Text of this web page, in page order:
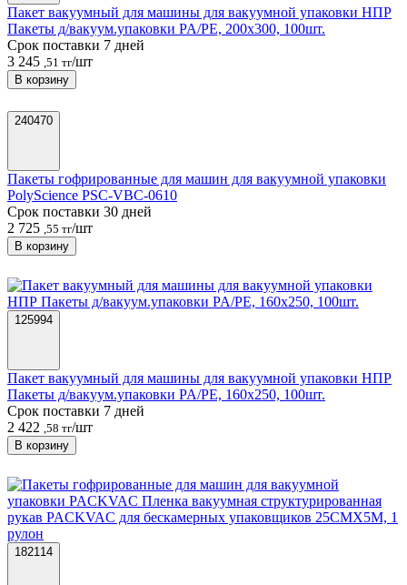
Пакет вакуумный для машины для вакуумной упаковки НПР
Пакеты д/вакуум.упаковки PA/PE, 200х300, 100шт.
Срок поставки 7 дней
3 245 ,51 тг/шт
В корзину
240470
Пакеты гофрированные для машин для вакуумной упаковки
PolyScience PSC-VBC-0610
Срок поставки 30 дней
2 725 ,55 тг/шт
В корзину
125994
Пакет вакуумный для машины для вакуумной упаковки НПР
Пакеты д/вакуум.упаковки PA/PE, 160х250, 100шт.
Срок поставки 7 дней
2 422 ,58 тг/шт
В корзину
182114